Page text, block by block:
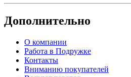
Дополнительно
О компании
Работа в Подружке
Контакты
Вниманию покупателей